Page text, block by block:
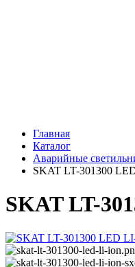
Главная
Каталог
Аварийные
SKAT LT-301300
SKAT LT-